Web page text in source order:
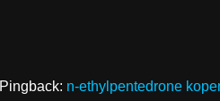
Pingback: n-ethylpentedrone